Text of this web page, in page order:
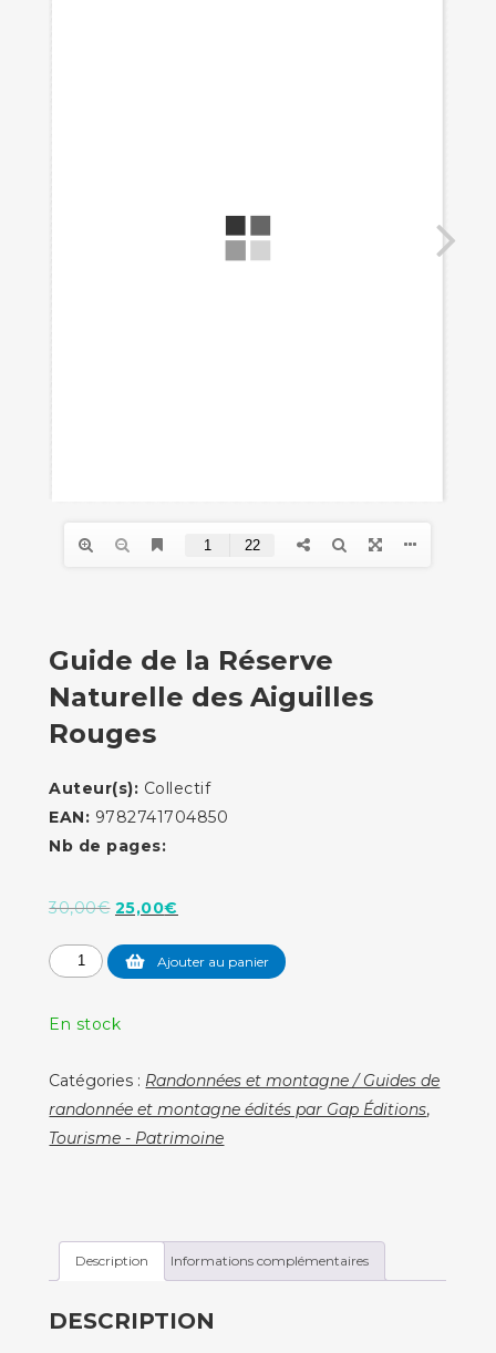
Guide de la Réserve
Naturelle des Aiguilles
Rouges
Auteur(s): Collectif
EAN: 9782741704850
Nb de pages:
30,00€ Le
initial
30,00€.
25,00€
actuel
quantité
Guide
la
Réserve
Naturelle
Ajouter au panier
En stock
Catégories : Randonnées et montagne / Guides de
randonnée et montagne édités par Gap Éditions,
Tourisme - Patrimoine
Description Informations complémentaires
DESCRIPTION